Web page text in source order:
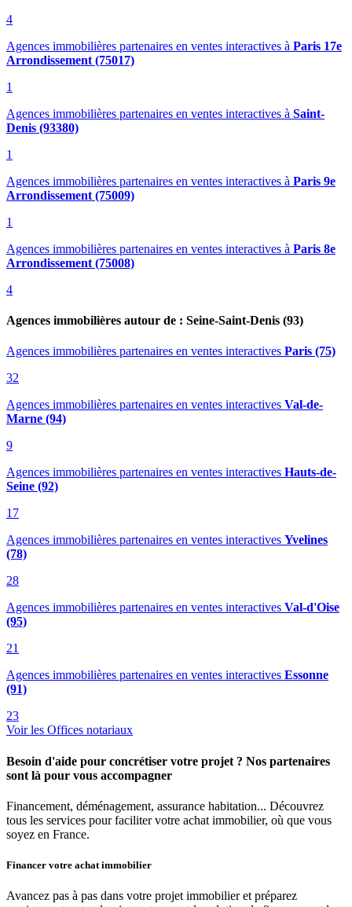
4
Agences immobilières partenaires en ventes interactives à Paris 17e
Arrondissement (75017)
1
Agences immobilières partenaires en ventes interactives à Saint-
Denis (93380)
1
Agences immobilières partenaires en ventes interactives à Paris 9e
Arrondissement (75009)
1
Agences immobilières partenaires en ventes interactives à Paris 8e
Arrondissement (75008)
4
Agences immobilières autour de : Seine-Saint-Denis (93)
Agences immobilières partenaires en ventes interactives Paris (75)
32
Agences immobilières partenaires en ventes interactives Val-de-
Marne (94)
9
Agences immobilières partenaires en ventes interactives Hauts-de-
Seine (92)
17
Agences immobilières partenaires en ventes interactives Yvelines
(78)
28
Agences immobilières partenaires en ventes interactives Val-d'Oise
(95)
21
Agences immobilières partenaires en ventes interactives Essonne
(91)
23
Voir les Offices notariaux
Besoin d'aide pour concrétiser votre projet ? Nos partenaires
sont là pour vous accompagner
Financement, déménagement, assurance habitation... Découvrez
tous les services pour faciliter votre achat immobilier, où que vous
soyez en France.
Financer votre achat immobilier
Avancez pas à pas dans votre projet immobilier et préparez